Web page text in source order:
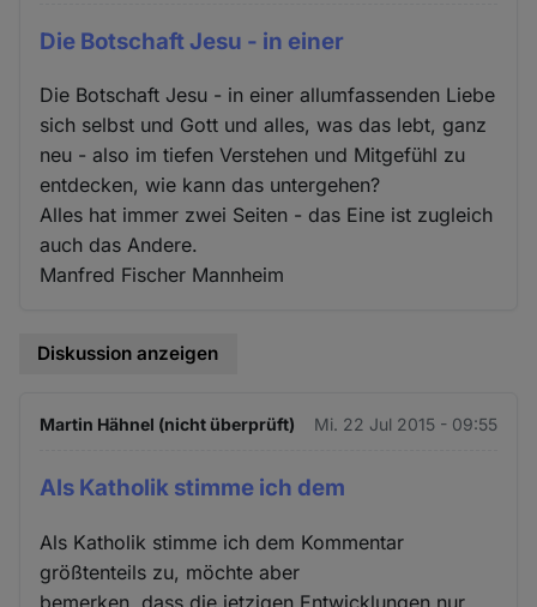
Die Botschaft Jesu - in einer
Die Botschaft Jesu - in einer allumfassenden Liebe
sich selbst und Gott und alles, was das lebt, ganz
neu - also im tiefen Verstehen und Mitgefühl zu
entdecken, wie kann das untergehen?
Alles hat immer zwei Seiten - das Eine ist zugleich
auch das Andere.
Manfred Fischer Mannheim
Diskussion anzeigen
Martin Hähnel (nicht überprüft) Mi. 22 Jul 2015 - 09:55
Als Katholik stimme ich dem
Als Katholik stimme ich dem Kommentar
größtenteils zu, möchte aber
bemerken, dass die jetzigen Entwicklungen nur